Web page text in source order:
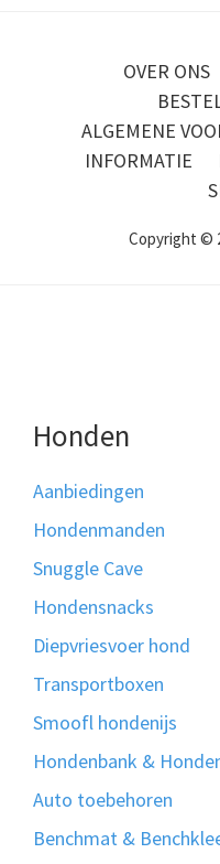
OVER ONS
ALGEMENE
INFORMATIE
Copyright ©
Honden
Aanbiedingen
Hondenmanden
Snuggle Cave
Hondensnacks
Diepvriesvoer hond
Transportboxen
Smoofl hondenijs
Hondenbank &
Auto toebehoren
Benchmat &